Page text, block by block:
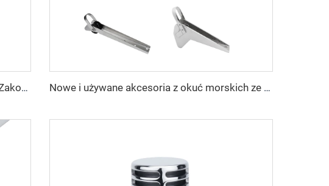
Kotwica Piaskowa 18" Długość Śruba do Zakotwiczenia na Plażach i Sandbarach Śrubowa Kotwica ze Stali Nierdzewnej z Demontowalną Rączką, Liną Gumową i Torbą Przenośną Nowe i używane akcesoria z okuć morskich ze stali nierdzewnej – rolka kotwicy nosowej, koło sterowe, stelaż – do łodzi